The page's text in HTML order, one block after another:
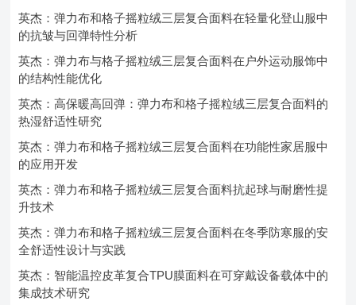
英杰：弹力布和格子摇粒绒三层复合面料在轻量化登山服中
的抗皱与回弹特性分析
英杰：弹力布与格子摇粒绒三层复合面料在户外运动服饰中
的结构性能优化
英杰：高保暖高回弹：弹力布和格子摇粒绒三层复合面料的
热湿舒适性研究
英杰：弹力布和格子摇粒绒三层复合面料在功能性家居服中
的应用开发
英杰：弹力布和格子摇粒绒三层复合面料抗起球与耐磨性提
升技术
英杰：弹力布和格子摇粒绒三层复合面料在冬季防寒服的安
全舒适性设计与实践
英杰：智能温控皮革复合TPU膜面料在可穿戴设备载体中的
集成技术研究